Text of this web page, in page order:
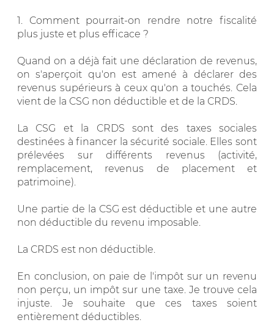
1. Comment pourrait-on rendre notre fiscalité
plus juste et plus efficace ?
Quand on a déjà fait une déclaration de revenus,
on s'aperçoit qu'on est amené à déclarer des
revenus supérieurs à ceux qu'on a touchés. Cela
vient de la CSG non déductible et de la CRDS.
La CSG et la CRDS sont des taxes sociales
destinées à financer la sécurité sociale. Elles sont
prélevées sur différents revenus (activité,
remplacement, revenus de placement et
patrimoine).
Une partie de la CSG est déductible et une autre
non déductible du revenu imposable.
La CRDS est non déductible.
En conclusion, on paie de l'impôt sur un revenu
non perçu, un impôt sur une taxe. Je trouve cela
injuste. Je souhaite que ces taxes soient
entièrement déductibles.